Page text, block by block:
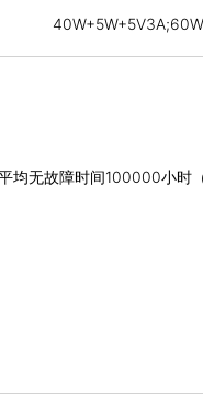
无故障时间100000小时